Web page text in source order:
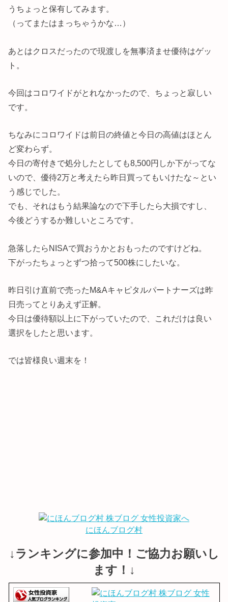
うちょっと保有してみます。
（ってまたはまっちゃうかな…）
あとはクロスだったので現渡しを無事済ませ優待はゲッ
ト。
今回はコロワイドがとれなかったので、ちょっと寂しい
です。
ちなみにコロワイドは前日の終値と今日の高値はほとん
ど変わらず。
今日の寄付きで処分したとしても8,500円しか下がってな
いので、優待2万と考えたら昨日買ってもいけたな～とい
う感じでした。
でも、それはもう結果論なので下手したら大損ですし、
今後どうするか難しいところです。
急落したらNISAで買おうかとおもったのですけどね。
下がったちょっとずつ拾って500株にしたいな。
昨日引け直前で売ったM&Aキャピタルパートナーズは昨
日売ってとりあえず正解。
今日は優待額以上に下がっていたので、これだけは良い
選択をしたと思います。
では皆様良い週末を！
にほんブログ村
↓ランキングに参加中！ご協力お願いし
ます！↓